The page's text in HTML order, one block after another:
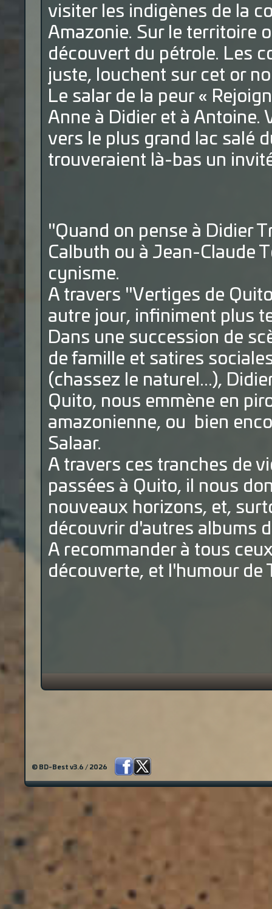
visiter les indigènes de la
Amazonie. Sur le territoire
découvert du pétrole. Les
juste, louchent sur cet or
Le salar de la peur «
Anne à Didier et à Antoine.
vers le plus grand lac salé
trouveraient là-bas un
"Quand on pense à Didier
Calbuth ou à Jean-Claude
cynisme.
A travers "Vertiges de
autre jour, infiniment plus
Dans une succession de
de famille et satires
(chassez le naturel...),
Quito, nous emmène en
amazonienne, ou bien
Salaar.
A travers ces tranches de
passées à Quito, il nous
nouveaux horizons, et,
découvrir d'autres albums
A recommander à tous
découverte, et l'humour de
© BD-Best v3.6 / 2026